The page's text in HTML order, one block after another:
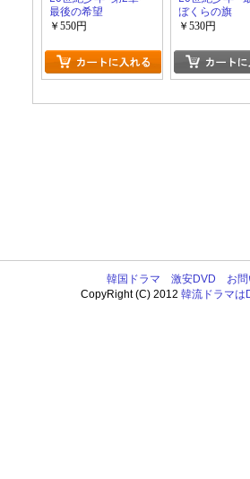
最後の希望
￥550円
ぼくらの旗
￥530円
韓国ドラマ 激安DVD
お
CopyRight (C) 2012韓流ドラマは